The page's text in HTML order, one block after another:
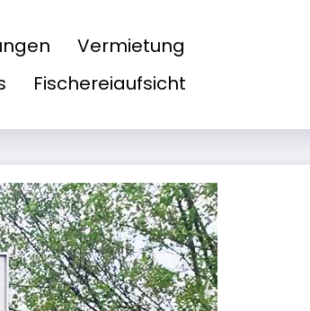
Vermietung
Fischereiaufsicht